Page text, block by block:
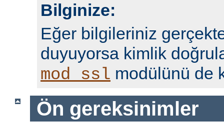
Bilginize:
Eğer bilgileriniz
duyuyorsa kimlik
mod_ssl modülünü de
Ön gereksinimler